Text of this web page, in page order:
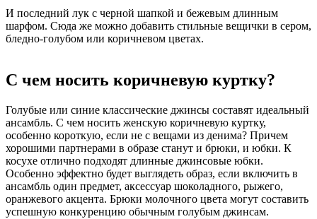
И последний лук с черной шапкой и бежевым длинным
шарфом. Сюда же можно добавить стильные вещички в сером,
бледно-голубом или коричневом цветах.
С чем носить коричневую куртку?
Голубые или синие классические джинсы составят идеальный
ансамбль. С чем носить женскую коричневую куртку,
особенно короткую, если не с вещами из денима? Причем
хорошими партнерами в образе станут и брюки, и юбки. К
косухе отлично подходят длинные джинсовые юбки.
Особенно эффектно будет выглядеть образ, если включить в
ансамбль один предмет, аксессуар шоколадного, рыжего,
оранжевого акцента. Брюки молочного цвета могут составить
успешную конкуренцию обычным голубым джинсам.